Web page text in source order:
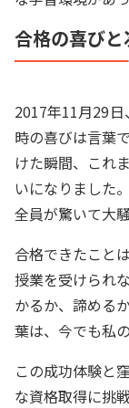
合格の喜び
2017年11月29
時の喜びは言葉
けた瞬間、これ
いになりました
全員が驚いて大
合格できたこと
授業を受けられ
かるか、諦める
葉は、今でも私
この成功体験と
な資格取得に挑